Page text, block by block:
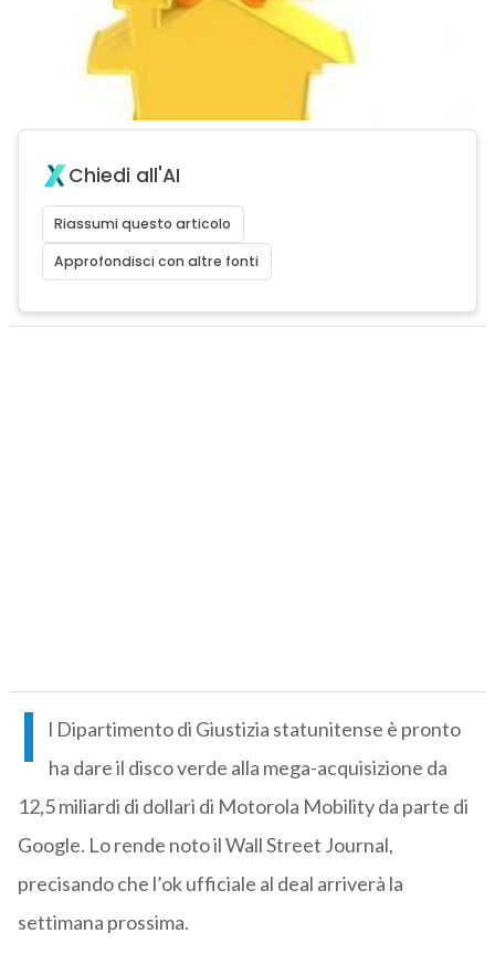
Chiedi all'AI
Riassumi questo articolo
Approfondisci con altre fonti
I
l Dipartimento di Giustizia statunitense è pronto
ha dare il disco verde alla mega-acquisizione da
12,5 miliardi di dollari di Motorola Mobility da parte di
Google. Lo rende noto il Wall Street Journal,
precisando che l’ok ufficiale al deal arriverà la
settimana prossima.